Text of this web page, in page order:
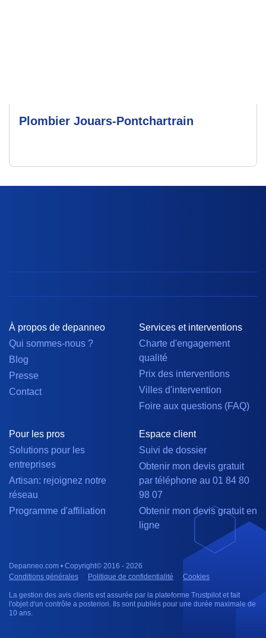
Plombier Jouars-Pontchartrain
À propos de depanneo
Qui sommes-nous ?
Blog
Presse
Contact
Services et interventions
Charte d'engagement
qualité
Prix des interventions
Villes d'intervention
Foire aux questions (FAQ)
Pour les pros
Solutions pour les
entreprises
Artisan: rejoignez notre
réseau
Programme d'affiliation
Espace client
Suivi de dossier
Obtenir mon devis gratuit
par téléphone au 01 84 80
98 07
Obtenir mon devis gratuit en
ligne
Depanneo.com • Copyright© 2016 - 2026
Conditions générales
Politique de confidentialité Cookies
La gestion des avis clients est assurée par la plateforme Trustpilot et fait
l'objet d'un contrôle a posteriori. Ils sont publiés pour une durée maximale de
10 ans.